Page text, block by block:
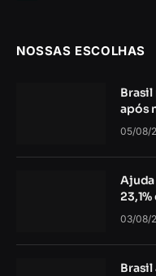
NOSSAS ESCOLHAS
após
05/08/
03/08/
Brasil